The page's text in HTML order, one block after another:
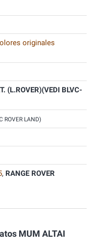
originales
(L.ROVER)(VEDI BLVC-
ROVER LAND)
, RANGE ROVER
MUM ALTAI